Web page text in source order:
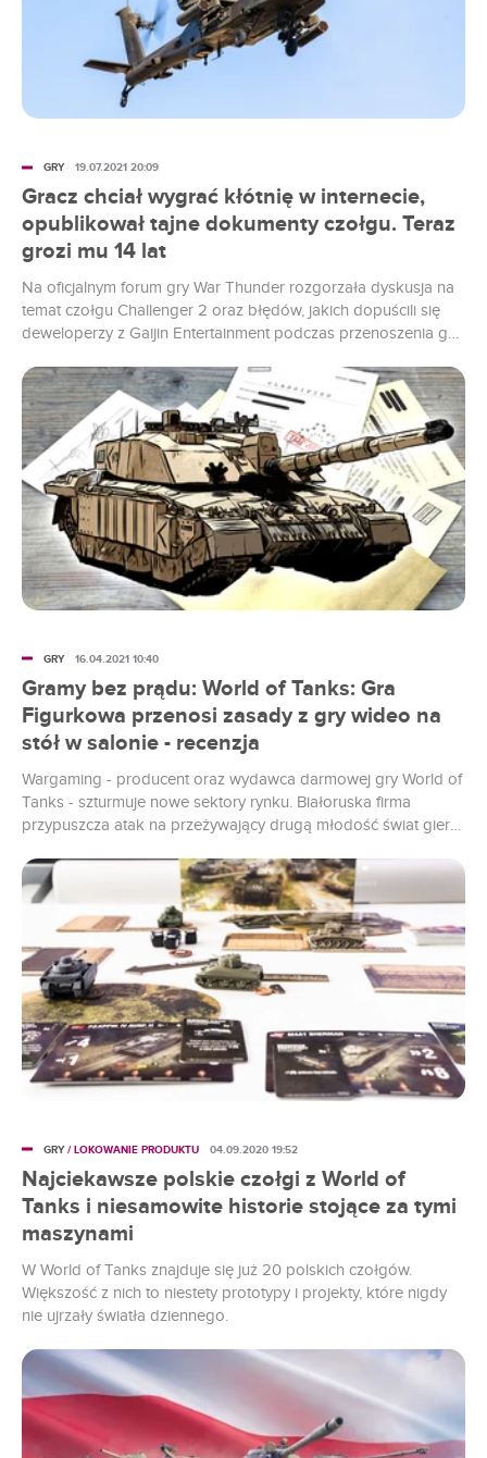
Gracz chciał wygrać kłótnię w internecie,
opublikował tajne dokumenty czołgu. Teraz
grozi mu 14 lat
Na oficjalnym forum gry War Thunder rozgorzała dyskusja na
temat czołgu Challenger 2 oraz błędów, jakich dopuścili się
deweloperzy z Gaijin Entertainment podczas przenoszenia go
podający się za brytyjskiego wojskowego opublikował tajne
dokumenty. Teraz internauta na wielki problem, tak samo jak
twórcy gry.
GRY 19.07.2021 20:09
Gramy bez prądu: World of Tanks: Gra
Figurkowa przenosi zasady z gry wideo na
stół w salonie - recenzja
Wargaming - producent oraz wydawca darmowej gry World of
Tanks - szturmuje nowe sektory rynku. Białoruska firma
przypuszcza atak na przeżywający drugą młodość świat gier
czołgów, ale także rozwiązania charakterystyczne dla
komputerowej i konsolowej gry wideo.
GRY 16.04.2021 10:40
Najciekawsze polskie czołgi z World of
Tanks i niesamowite historie stojące za tymi
maszynami
W World of Tanks znajduje się już 20 polskich czołgów.
Większość z nich to niestety prototypy i projekty, które nigdy
nie ujrzały światła dziennego.
GRY/ LOKOWANIE PRODUKTU 04.09.2020 19:52